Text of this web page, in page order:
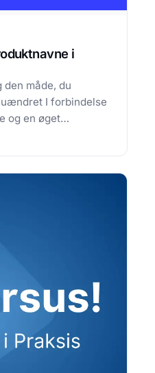
i
måde, du
I forbindelse
og en øget
og forenklet